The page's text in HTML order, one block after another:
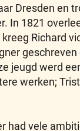
Dresden en
In 1821
Richard
jeugd werd
werken;
had vele